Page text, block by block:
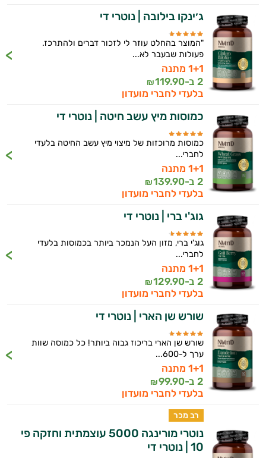
ג׳ינקו בילובה | נוטרי די
"המוצר בהחלט עוזר לי לזכור דברים ולהתרכז.
פעולות שבעבר לא...
1+1 מתנה
2 ב-
119.90
₪
בלעדי לחברי מועדון
כמוסות מיץ עשב חיטה | נוטרי די
כמוסות מרוכזות של מיצוי מיץ עשב החיטה בלעדי
לחברי...
1+1 מתנה
2 ב-
139.90
₪
בלעדי לחברי מועדון
גוג'י ברי | נוטרי די
גוג'י ברי, מזון העל הנמכר ביותר בכמוסות בלעדי
לחברי...
1+1 מתנה
2 ב-
129.90
₪
בלעדי לחברי מועדון
שורש שן הארי | נוטרי די
שורש שן הארי בריכוז גבוה ביותר! כל כמוסה שוות
ערך ל-600...
1+1 מתנה
2 ב-
99.90
₪
בלעדי לחברי מועדון
רב מכר
נוטרי מורינגה 5000 עוצמתית וחזקה פי
10 | נוטרי די